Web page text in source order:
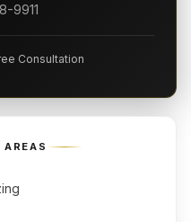
9911
Consultation